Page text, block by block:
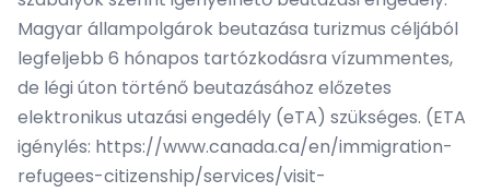
Magyar állampolgárok beutazása turizmus céljából
legfeljebb 6 hónapos tartózkodásra vízummentes,
de légi úton történő beutazásához előzetes
elektronikus utazási engedély (eTA) szükséges. (ETA
igénylés: https://www.canada.ca/en/immigration-
refugees-citizenship/services/visit-